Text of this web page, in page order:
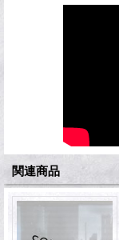
関連商品